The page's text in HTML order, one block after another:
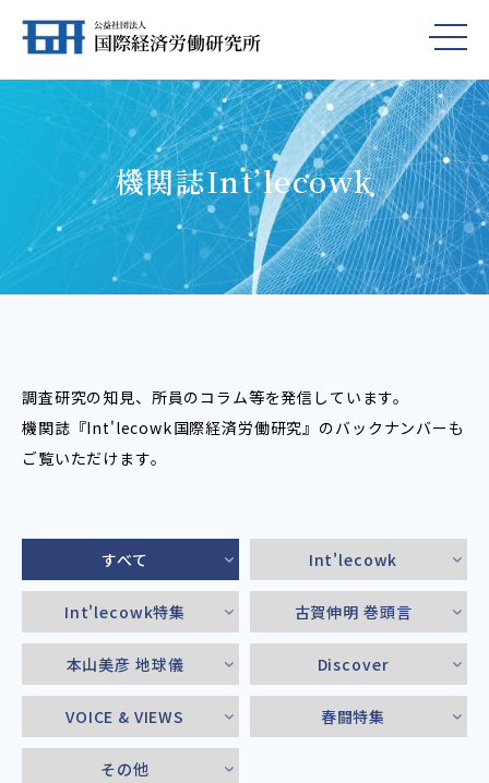
機関誌Int’lecowk
調査研究の知見、所員のコラム等を発信しています。
機関誌『Int'lecowk――国際経済労働研究』のバックナンバーも
ご覧いただけます。
すべて Int'lecowk
Int'lecowk特集 古賀伸明 巻頭言
本山美彦 地球儀 Discover
VOICE & VIEWS 春闘特集
その他